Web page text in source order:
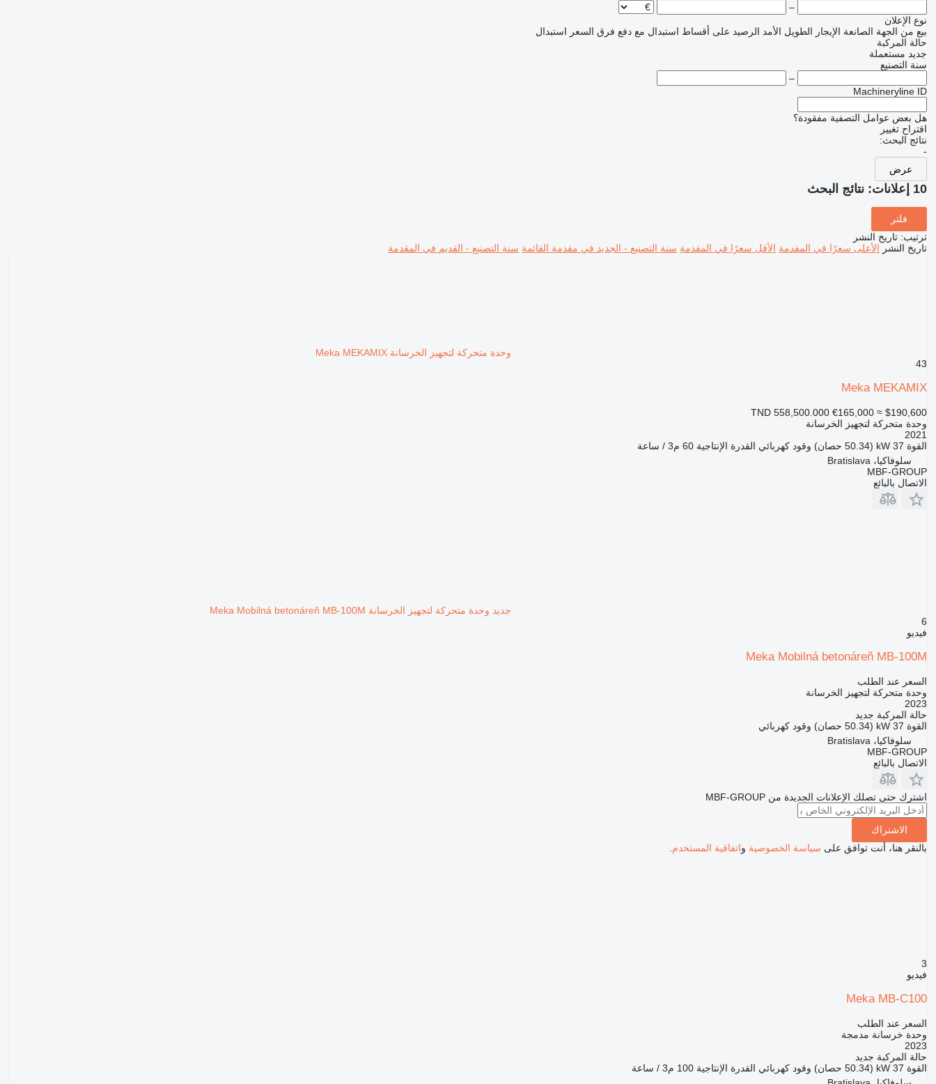
–
نوع الإعلان
بيع من الجهة الصانعة الإيجار الطويل الأمد الرصيد على أقساط استبدال مع دفع فرق السعر استبدال
حالة المركبة
جديد مستعملة
سنة التصنيع
–
Machineryline ID
هل بعض عوامل التصفية مفقودة؟
اقتراح تغيير
نتائج البحث:
-
عرض
10 إعلانات: نتائج البحث
فلتر
ترتيب: تاريخ النشر
تاريخ النشر الأعلى سعرًا في المقدمة الأقل سعرًا في المقدمة سنة التصنيع - الجديد في مقدمة القائمة سنة التصنيع - القديم في المقدمة
وحدة متحركة لتجهيز الخرسانة Meka MEKAMIX
43
Meka MEKAMIX
TND 558,500.000 €165,000 ≈ $190,600
وحدة متحركة لتجهيز الخرسانة
2021
القوة 37 kW (50.34 حصان) وقود كهربائي القدرة الإنتاجية 60 م3 / ساعة
سلوفاكيا، Bratislava
MBF-GROUP
الاتصال بالبائع
جديد وحدة متحركة لتجهيز الخرسانة Meka Mobilná betonáreň MB-100M
6
فيديو
Meka Mobilná betonáreň MB-100M
السعر عند الطلب
وحدة متحركة لتجهيز الخرسانة
2023
حالة المركبة جديد
القوة 37 kW (50.34 حصان) وقود كهربائي
سلوفاكيا، Bratislava
MBF-GROUP
الاتصال بالبائع
اشترك حتى تصلك الإعلانات الجديدة من MBF-GROUP
الاشتراك
بالنقر هنا، أنت توافق على سياسة الخصوصية واتفاقية المستخدم
3
فيديو
Meka MB-C100
السعر عند الطلب
وحدة خرسانة مدمجة
2023
حالة المركبة جديد
القوة 37 kW (50.34 حصان) وقود كهربائي القدرة الإنتاجية 100 م3 / ساعة